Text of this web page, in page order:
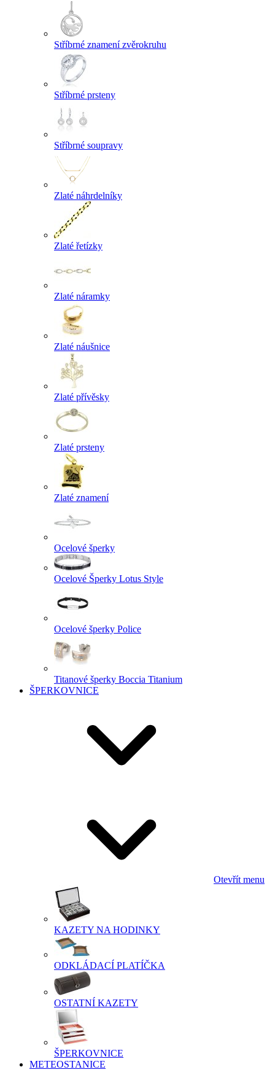
Stříbrné znamení zvěrokruhu
Stříbrné prsteny
Stříbrné soupravy
Zlaté náhrdelníky
Zlaté řetízky
Zlaté náramky
Zlaté náušnice
Zlaté přívěsky
Zlaté prsteny
Zlaté znamení
Ocelové šperky
Ocelové Šperky Lotus Style
Ocelové šperky Police
Titanové šperky Boccia Titanium
ŠPERKOVNICE
Otevřít menu
KAZETY NA HODINKY
ODKLÁDACÍ PLATÍČKA
OSTATNÍ KAZETY
ŠPERKOVNICE
METEOSTANICE